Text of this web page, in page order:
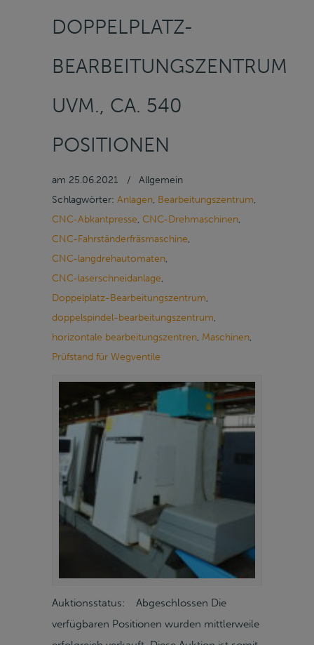
DOPPELPLATZ-
BEARBEITUNGSZENTRUM
UVM., CA. 540
POSITIONEN
am 25.06.2021 /
Allgemein
Schlagwörter: Anlagen, Bearbeitungszentrum,
CNC-Abkantpresse, CNC-Drehmaschinen,
CNC-Fahrständerfräsmaschine,
CNC-langdrehautomaten,
CNC-laserschneidanlage,
Doppelplatz-Bearbeitungszentrum,
doppelspindel-bearbeitungszentrum,
horizontale bearbeitungszentren, Maschinen,
Prüfstand für Wegventile
Auktionsstatus: Abgeschlossen Die
verfügbaren Positionen wurden mittlerweile